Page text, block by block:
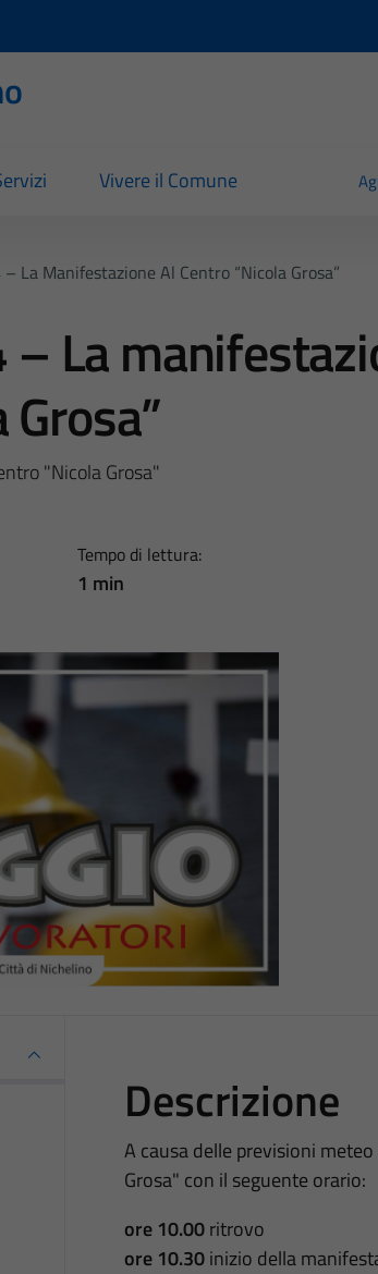
Vivere il Comune
La Manifestazione Al Centro “Nicola Grosa”
La
"Nicola Grosa"
Tempo di lettura:
1 min
Descrizione
A causa delle previsioni
Grosa" con il seguente orario:
ore 10.00ritrovo
ore 10.30inizio della